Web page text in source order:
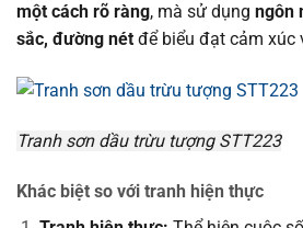
một cách rõ ràng, mà sử dụng ngôn
sắc, đường nét để biểu đạt cảm xúc
Tranh sơn dầu trừu tượng STT223
Khác biệt so với tranh hiện thực